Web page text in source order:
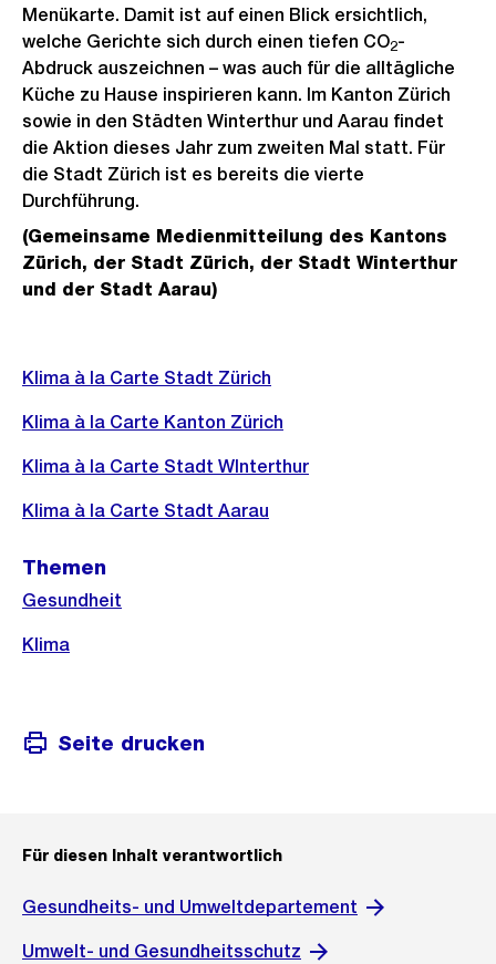
Menükarte. Damit ist auf einen Blick ersichtlich,
welche Gerichte sich durch einen tiefen CO2-
Abdruck auszeichnen – was auch für die alltägliche
Küche zu Hause inspirieren kann. Im Kanton Zürich
sowie in den Städten Winterthur und Aarau findet
die Aktion dieses Jahr zum zweiten Mal statt. Für
die Stadt Zürich ist es bereits die vierte
Durchführung.
(Gemeinsame Medienmitteilung des Kantons
Zürich, der Stadt Zürich, der Stadt Winterthur
und der Stadt Aarau)
Weitere
Klima à la Carte Stadt Zürich
Klima à la Carte Kanton Zürich
Klima à la Carte Stadt WInterthur
Klima à la Carte Stadt Aarau
Themen
Gesundheit
Klima
Seite drucken
Für diesen Inhalt verantwortlich
Gesundheits- und Umweltdepartement
Umwelt- und Gesundheitsschutz